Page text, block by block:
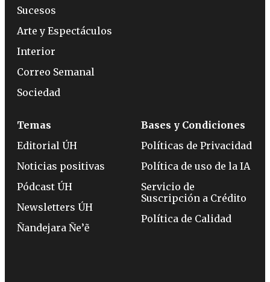
Sucesos
Arte y Espectáculos
Interior
Correo Semanal
Sociedad
Temas
Editorial ÚH
Noticias positivas
Pódcast ÚH
Newsletters ÚH
Ñandejara Ñe’ẽ
Bases y Condiciones
Políticas de Privacidad
Política de uso de la IA
Servicio de
Suscripción a Crédito
Política de Calidad